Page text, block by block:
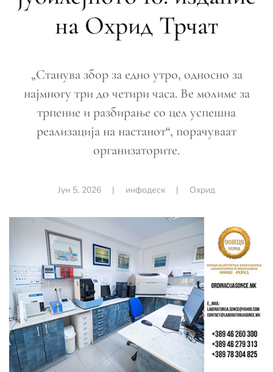
на Охрид Трчат
„Станува збор за едно утро, односно за
најмногу три до четири часа. Ве молиме за
трпение и разбирање со цел успешна
реализација на настанот“, порачуваат
организаторите.
Јун 5, 2026 | инфодеск | Охрид